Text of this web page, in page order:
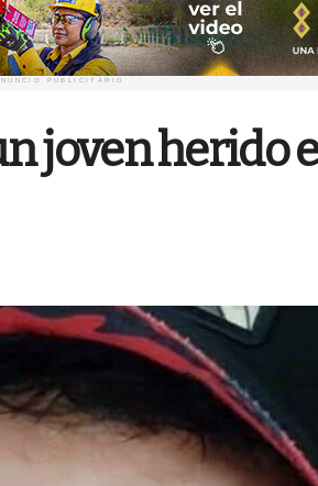
PUBLICITARIO
joven herido